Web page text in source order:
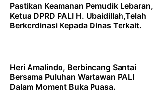
Pastikan Keamanan Pemudik Lebaran,
Ketua DPRD PALI H. Ubaidillah,Telah
Berkordinasi Kepada Dinas Terkait.
Heri Amalindo, Berbincang Santai
Bersama Puluhan Wartawan PALI
Dalam Moment Buka Puasa.